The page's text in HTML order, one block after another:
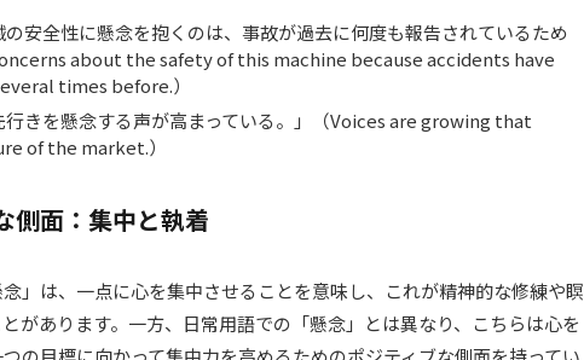
の安全性に懸念を抱くのは、事故が過去に何度も報告されているため
about the safety of this machine because accidents have
times before.）
行きを懸念する声が高まっている。」（Voices are growing that
of the market.）
側面：集中と執着
」は、一点に心を集中させることを意味し、これが精神的な修練や瞑
があります。一方、日常用語での「懸念」とは異なり、こちらは心を